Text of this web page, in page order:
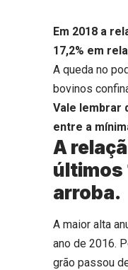
Em 2018 a
17,2% em
A queda no
bovinos
Vale lembrar
entre a
A
últimos
arroba.
A maior alta
ano de 2016.
grão passou